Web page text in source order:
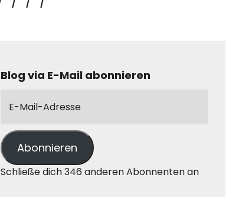
Blog via E-Mail abonnieren
Abonnieren
Schließe dich 346 anderen Abonnenten an